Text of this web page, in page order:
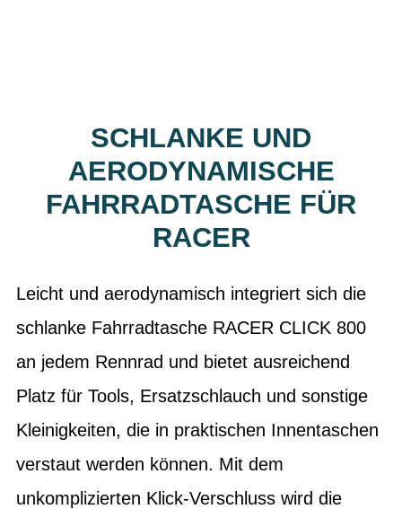
SCHLANKE UND
AERODYNAMISCHE
FAHRRADTASCHE FÜR
RACER
Leicht und aerodynamisch integriert sich die
schlanke Fahrradtasche RACER CLICK 800
an jedem Rennrad und bietet ausreichend
Platz für Tools, Ersatzschlauch und sonstige
Kleinigkeiten, die in praktischen Innentaschen
verstaut werden können. Mit dem
unkomplizierten Klick-Verschluss wird die